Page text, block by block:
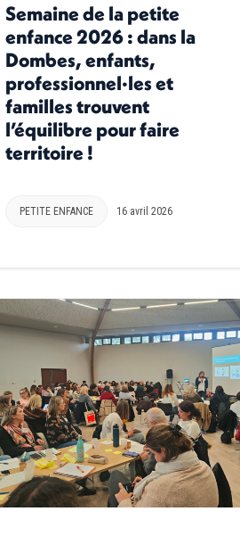
Semaine de la petite
enfance 2026 : dans la
Dombes, enfants,
professionnel·les et
familles trouvent
l’équilibre pour faire
territoire !
PETITE ENFANCE 16 avril 2026